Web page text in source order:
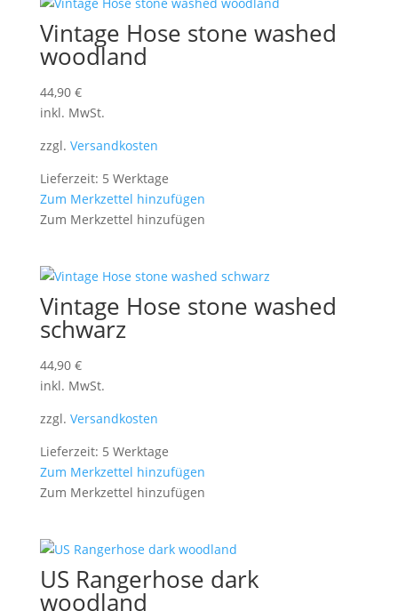
Vintage Hose stone washed
woodland
44,90 €
inkl. MwSt.
zzgl. Versandkosten
Lieferzeit: 5 Werktage
Zum Merkzettel hinzufügen
Zum Merkzettel hinzufügen
Vintage Hose stone washed
schwarz
44,90 €
inkl. MwSt.
zzgl. Versandkosten
Lieferzeit: 5 Werktage
Zum Merkzettel hinzufügen
Zum Merkzettel hinzufügen
US Rangerhose dark
woodland